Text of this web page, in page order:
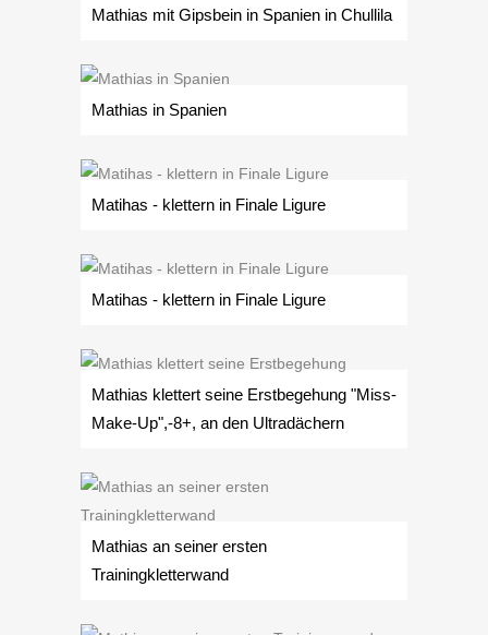
Mathias mit Gipsbein in Spanien in Chullila
Mathias in Spanien
Matihas - klettern in Finale Ligure
Matihas - klettern in Finale Ligure
Mathias klettert seine Erstbegehung "Miss-
Make-Up",-8+, an den Ultradächern
Mathias an seiner ersten
Trainingkletterwand